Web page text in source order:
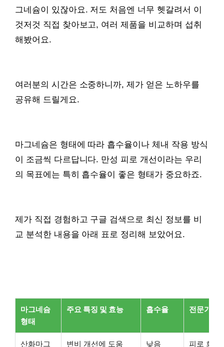
그네슘이 있잖아요. 저도 처음엔 너무 헷갈려서 이
것저것 직접 찾아보고, 여러 제품을 비교하며 섭취
해봤어요.
여러분의 시간은 소중하니까, 제가 얻은 노하우를
공유해 드릴게요.
마그네슘은 형태에 따라 흡수율이나 체내 작용 방식
이 조금씩 다르답니다. 만성 피로 개선이라는 우리
의 목표에는 특히 흡수율이 좋은 형태가 중요하죠.
제가 직접 경험하고 구글 검색으로 최신 정보를 비
교 분석한 내용을 아래 표로 정리해 보았어요.
마그네슘
형태
주요 특징 및 효능 흡수율 전문가 한
산화마그 변비 개선에 도움 낮음 피로 회복